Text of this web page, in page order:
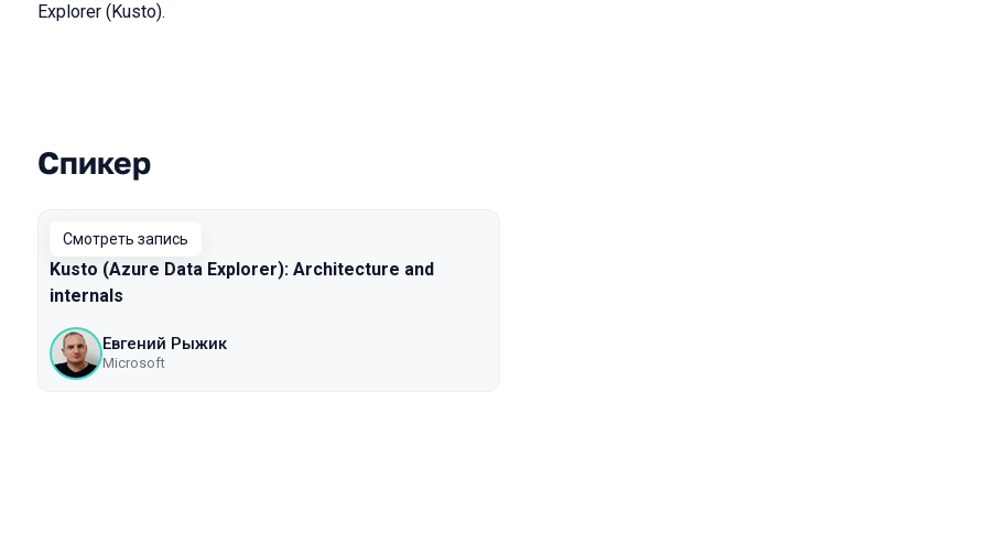
Explorer (Kusto).
Выступления в сезоне 2020
Спикер
Смотреть запись
Kusto (Azure Data Explorer): Architecture and
internals
Евгений Рыжик
Microsoft